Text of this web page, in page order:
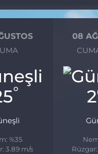
°
%35
3.89 m/s
08